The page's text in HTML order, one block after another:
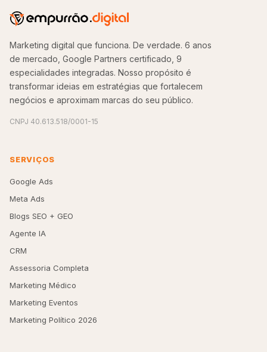
Marketing digital que funciona. De verdade. 6 anos
de mercado, Google Partners certificado, 9
especialidades integradas. Nosso propósito é
transformar ideias em estratégias que fortalecem
negócios e aproximam marcas do seu público.
CNPJ 40.613.518/0001-15
SERVIÇOS
Google Ads
Meta Ads
Blogs SEO + GEO
Agente IA
CRM
Assessoria Completa
Marketing Médico
Marketing Eventos
Marketing Político 2026